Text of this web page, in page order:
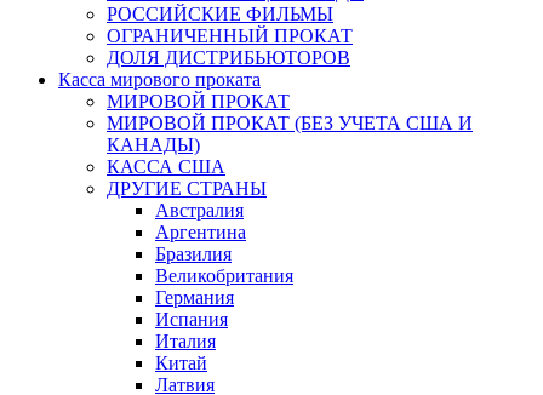
РОССИЙСКИЕ ФИЛЬМЫ
ОГРАНИЧЕННЫЙ ПРОКАТ
ДОЛЯ ДИСТРИБЬЮТОРОВ
Касса мирового проката
МИРОВОЙ ПРОКАТ
МИРОВОЙ ПРОКАТ (БЕЗ УЧЕТА США И
КАНАДЫ)
КАССА США
ДРУГИЕ СТРАНЫ
Австралия
Аргентина
Бразилия
Великобритания
Германия
Испания
Италия
Китай
Латвия